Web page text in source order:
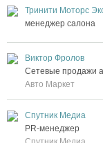
менеджер салона
Виктор Фролов
Сетевые продажи
Авто Маркет
Спутник Медиа
PR-менеджер